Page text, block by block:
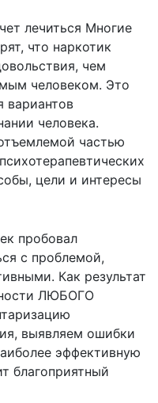
лечиться Многие
что наркотик
чем
человеком. Это
вариантов
человека.
частью
цели и интересы
пробовал
с проблемой,
Как результат
ЛЮБОГО
выявляем ошибки
эффективную
благоприятный